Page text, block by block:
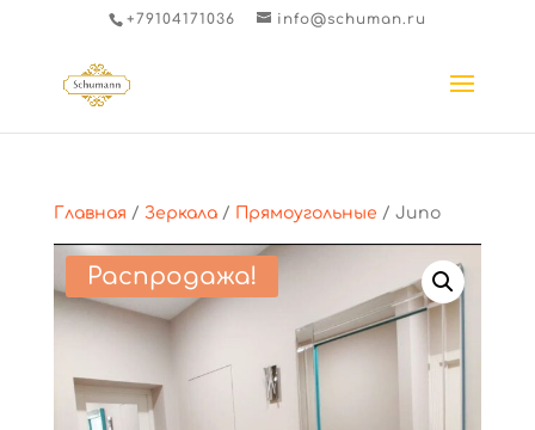
+79104171036 info@schuman.ru
Главная / Зеркала/ Прямоугольные / Juno
Распродажа!